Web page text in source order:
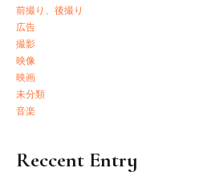
前撮り、後撮り
広告
撮影
映像
映画
未分類
音楽
Reccent Entry